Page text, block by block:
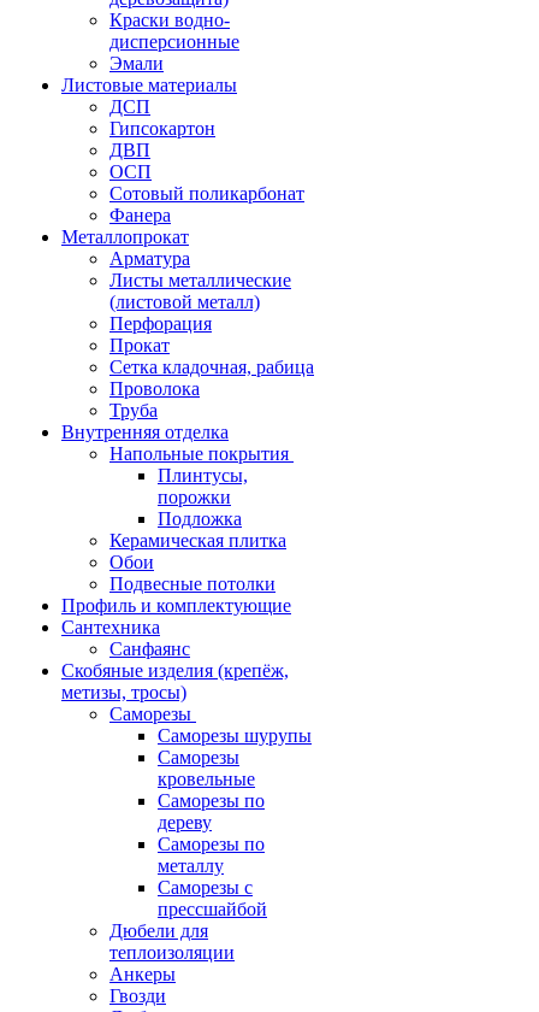
Краски водно-
дисперсионные
Эмали
Листовые материалы
ДСП
Гипсокартон
ДВП
ОСП
Сотовый поликарбонат
Фанера
Металлопрокат
Арматура
Листы металлические
(листовой металл)
Перфорация
Прокат
Сетка кладочная, рабица
Проволока
Труба
Внутренняя отделка
Напольные покрытия
Плинтусы,
порожки
Подложка
Керамическая плитка
Обои
Подвесные потолки
Профиль и комплектующие
Сантехника
Санфаянс
Скобяные изделия (крепёж,
метизы, тросы)
Саморезы
Саморезы шурупы
Саморезы
кровельные
Саморезы по
дереву
Саморезы по
металлу
Саморезы с
прессшайбой
Дюбели для
теплоизоляции
Анкеры
Гвозди